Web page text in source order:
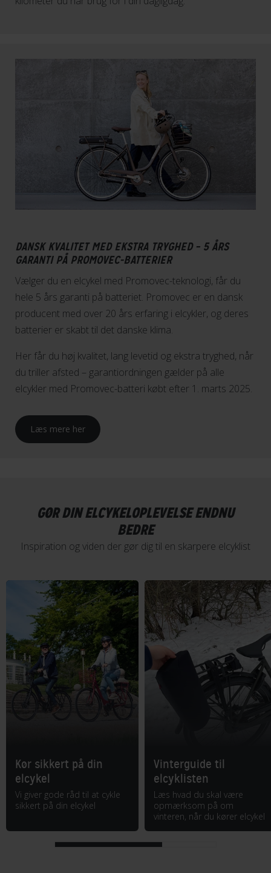
DANSK KVALITET MED EKSTRA TRYGHED – 5 ÅRS
GARANTI PÅ PROMOVEC-BATTERIER
Vælger du en elcykel med Promovec-teknologi, får du
hele 5 års garanti på batteriet. Promovec er en dansk
producent med over 20 års erfaring i elcykler, og deres
batterier er skabt til det danske klima.
Her får du høj kvalitet, lang levetid og ekstra tryghed, når
du triller afsted – garantiordningen gælder på alle
elcykler med Promovec-batteri købt efter 1. marts 2025.
Læs mere her
GØR DIN ELCYKELOPLEVELSE ENDNU
BEDRE
Inspiration og viden der gør dig til en skarpere elcyklist
Kør sikkert på din
elcykel
Vi giver gode råd til at cykle
sikkert på din elcykel
Vinterguide til
elcyklisten
Læs hvad du skal være
opmærksom på om
vinteren, når du kører elcykel